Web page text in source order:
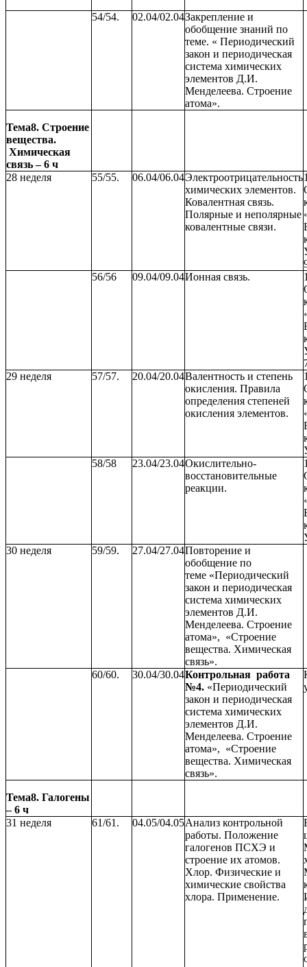
54/54. 02.04/02.04Закрепление и
обобщение знаний по
теме. « Периодический
закон и периодическая
система химических
элементов Д.И.
Менделеева. Строение
атома».
Тема8. Строение
вещества.
Химическая
связь – 6 ч
28 неделя
55/55. 06.04/06.04Электроотрицательность
химических элементов.
Ковалентная связь.
Полярные и неполярные
ковалентные связи.
56/56
09.04/09.04Ионная связь.
29 неделя
57/57. 20.04/20.04Валентность и степень
окисления. Правила
определения степеней
окисления элементов.
58/58
23.04/23.04Окислительно-
восстановительные
реакции.
30 неделя
59/59. 27.04/27.04Повторение и
обобщение по
теме «Периодический
закон и периодическая
система химических
элементов Д.И.
Менделеева. Строение
атома», «Строение
вещества. Химическая
связь».
60/60.
30.04/30.04Контрольная работа
№4. «Периодический
закон и периодическая
система химических
элементов Д.И.
Менделеева. Строение
атома», «Строение
вещества. Химическая
связь».
Тема8. Галогены
– 6 ч
31 неделя
61/61. 04.05/04.05Анализ контрольной
работы. Положение
галогенов ПСХЭ и
строение их атомов.
Хлор. Физические и
химические свойства
хлора. Применение.